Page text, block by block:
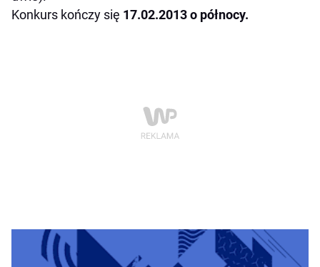
Konkurs kończy się 17.02.2013 o północy.